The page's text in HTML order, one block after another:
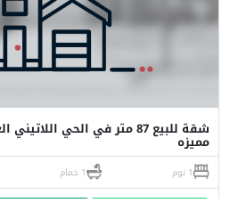
شقة للبيع 87 متر في الحي
مميزه
1 نوم 1 حمام